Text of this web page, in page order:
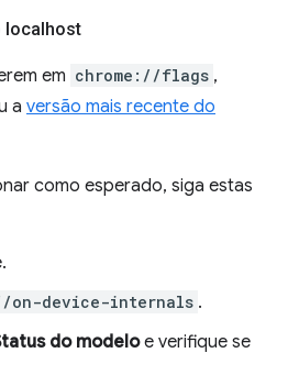
localhost
em chrome://flags ,
a versão mais recente do
como esperado, siga estas
on-device-internals .
do modeloe verifique se